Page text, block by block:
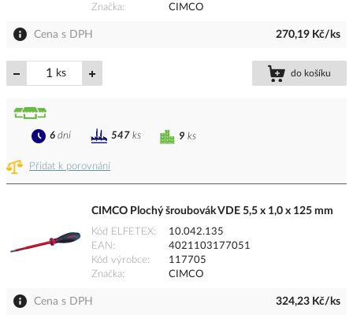
Značka
CIMCO
Cena s DPH 270,19 Kč/ks
ks do košíku
Přidat k porovnání
9 ks
6 dní 547 ks
CIMCO Plochý šroubovák VDE 5,5 x 1,0 x 125 mm
Kód ELFETEX
10.042.135
EAN
4021103177051
Kód výrobce
117705
Značka
CIMCO
Cena s DPH 324,23 Kč/ks